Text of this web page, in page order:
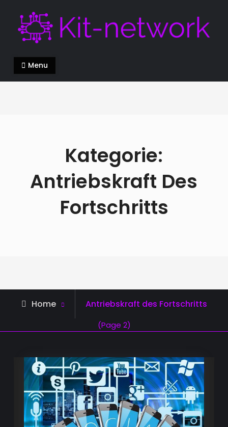
content
Kit-network.de
alles über die Innovation in der modernen Welt
Menu
Kategorie:
Antriebskraft Des
Fortschritts
Home
Archive
Antriebskraft des Fortschritts
(Page 2)